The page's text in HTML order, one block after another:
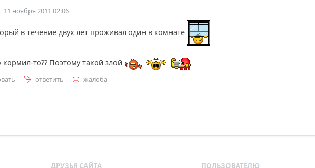
11 ноября 2011 02:06
в течение двух лет проживал один в комнате
кормил-то?? Поэтому такой злой
ответить жалоба
ДРУЗЬЯ САЙТА ПОЛЬЗОВАТЕЛЮ